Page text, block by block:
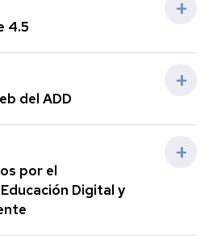
4.5
del ADD
por el
Digital y